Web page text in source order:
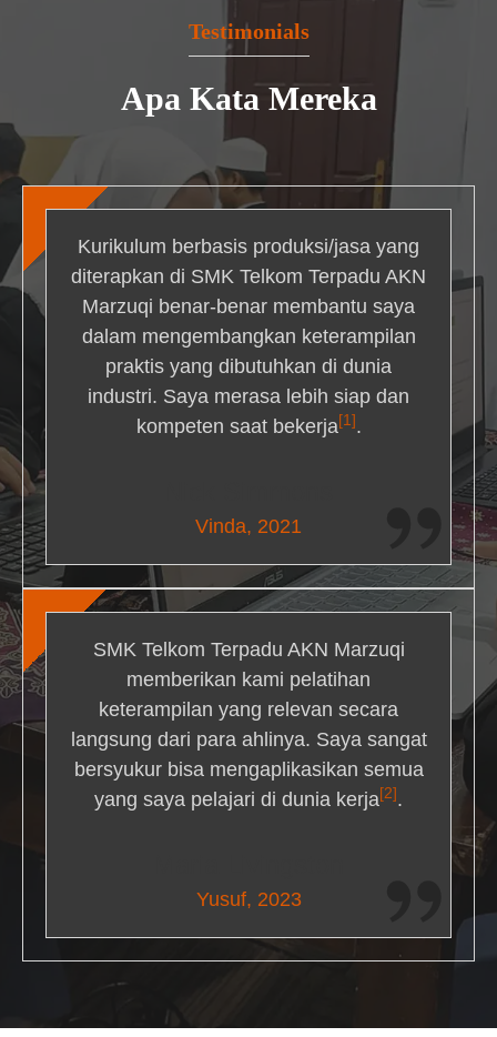
Testimonials
Apa Kata Mereka
Kurikulum berbasis produksi/jasa yang
diterapkan di SMK Telkom Terpadu AKN
Marzuqi benar-benar membantu saya
dalam mengembangkan keterampilan
praktis yang dibutuhkan di dunia
industri. Saya merasa lebih siap dan
kompeten saat bekerja[1] .
Vinda, 2021
SMK Telkom Terpadu AKN Marzuqi
memberikan kami pelatihan
keterampilan yang relevan secara
langsung dari para ahlinya. Saya sangat
bersyukur bisa mengaplikasikan semua
yang saya pelajari di dunia kerja[2] .
Yusuf, 2023